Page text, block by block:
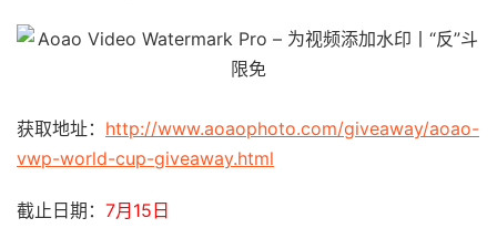
获取地址： http://www.aoaophoto.com/giveaway/aoao-
vwp-world-cup-giveaway.html
截止日期： 7月15日